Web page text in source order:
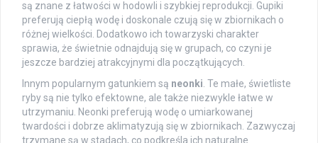
są znane z łatwości w hodowli i szybkiej reprodukcji. Gupiki
preferują ciepłą wodę i doskonale czują się w zbiornikach o
różnej wielkości. Dodatkowo ich towarzyski charakter
sprawia, że świetnie odnajdują się w grupach, co czyni je
jeszcze bardziej atrakcyjnymi dla początkujących.
Innym popularnym gatunkiem są neonki . Te małe, świetliste
ryby są nie tylko efektowne, ale także niezwykle łatwe w
utrzymaniu. Neonki preferują wodę o umiarkowanej
twardości i dobrze aklimatyzują się w zbiornikach. Zazwyczaj
trzymane są w stadach, co podkreśla ich naturalne